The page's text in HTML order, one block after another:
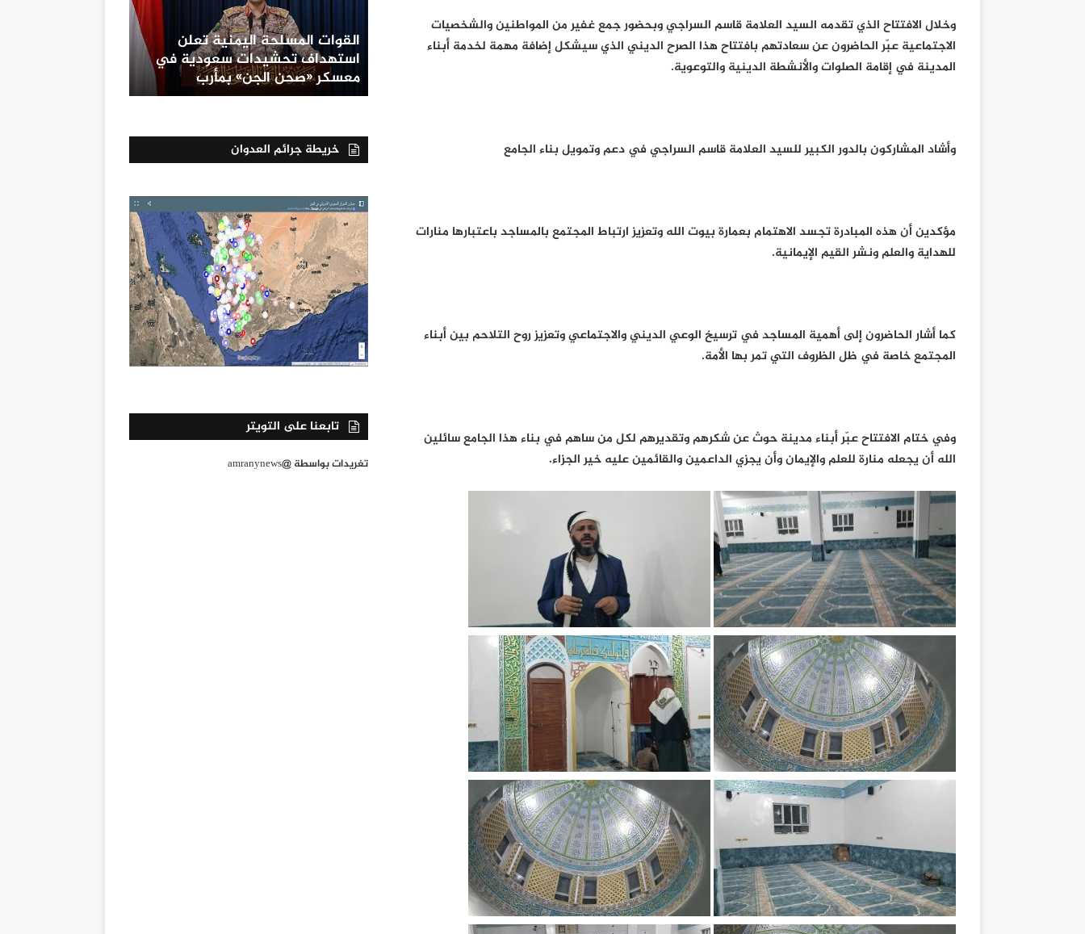
وخلال الافتتاح الذي تقدمه السيد العلامة قاسم السراجي وبحضور جمع غفير من المواطنين والشخصيات
الاجتماعية عبّر الحاضرون عن سعادتهم بافتتاح هذا الصرح الديني الذي سيشكل إضافة مهمة لخدمة أبناء
المدينة في إقامة الصلوات والأنشطة الدينية والتوعوية.
وأشاد المشاركون بالدور الكبير للسيد العلامة قاسم السراجي في دعم وتمويل بناء الجامع
مؤكدين أن هذه المبادرة تجسد الاهتمام بعمارة بيوت الله وتعزيز ارتباط المجتمع بالمساجد باعتبارها منارات
للهداية والعلم ونشر القيم الإيمانية.
كما أشار الحاضرون إلى أهمية المساجد في ترسيخ الوعي الديني والاجتماعي وتعزيز روح التلاحم بين أبناء
المجتمع خاصة في ظل الظروف التي تمر بها الأمة.
وفي ختام الافتتاح عبّر أبناء مدينة حوث عن شكرهم وتقديرهم لكل من ساهم في بناء هذا الجامع سائلين
الله أن يجعله منارة للعلم والإيمان وأن يجزي الداعمين والقائمين عليه خير الجزاء.
القوات المسلحة اليمنية تعلن
استهداف تحشيدات سعودية في
معسكر «صحن الجن» بمأرب
خريطة جرائم العدوان
تابعنا على التويتر
تغريدات بواسطة @amranynews